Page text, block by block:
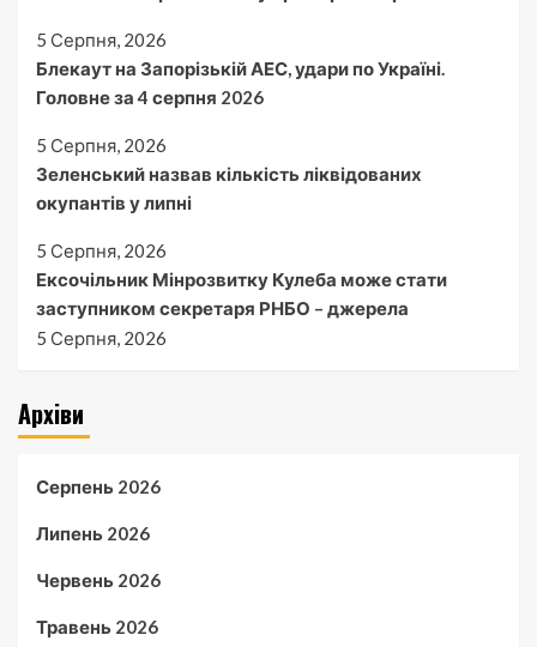
5 Серпня, 2026
Блекаут на Запорізькій АЕС, удари по Україні.
Головне за 4 серпня 2026
5 Серпня, 2026
Зеленський назвав кількість ліквідованих
окупантів у липні
5 Серпня, 2026
Ексочільник Мінрозвитку Кулеба може стати
заступником секретаря РНБО – джерела
5 Серпня, 2026
Архіви
Серпень 2026
Липень 2026
Червень 2026
Травень 2026